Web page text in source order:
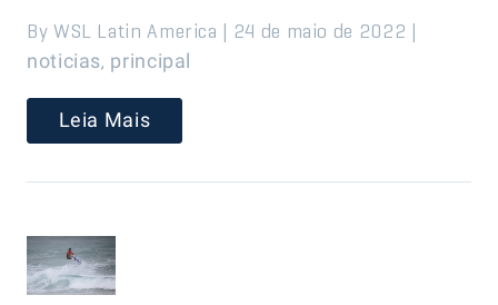
By WSL Latin America | 24 de maio de 2022 |
noticias, principal
Leia Mais